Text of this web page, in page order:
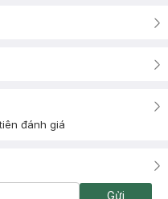
đánh giá
Gửi